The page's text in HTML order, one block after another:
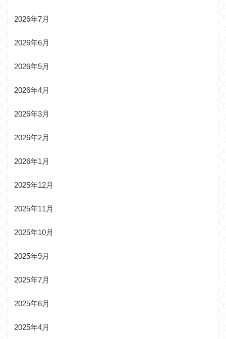
2026年7月
2026年6月
2026年5月
2026年4月
2026年3月
2026年2月
2026年1月
2025年12月
2025年11月
2025年10月
2025年9月
2025年7月
2025年6月
2025年4月